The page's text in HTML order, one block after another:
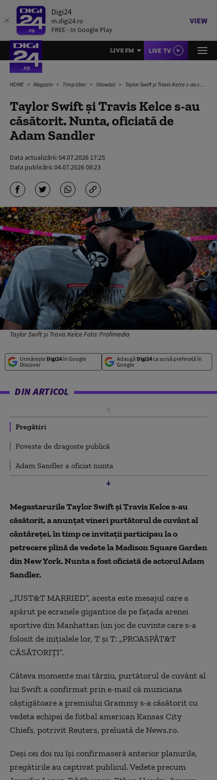
Digi24
m.digi24.ro
FREE - In Google Play
VIEW
LIVE FM LIVE TV
HOME Magazin Timp liber Showbiz Taylor Swift şi Travis Kelce s-au căsătorit. Nunta, oficiată de Adam Sandler
Taylor Swift şi Travis Kelce s-au
căsătorit. Nunta, oficiată de
Adam Sandler
Data actualizării:04.07.2026 17:25
Data publicării:04.07.2026 08:23
Taylor Swift și Travis Kelce Foto: Profimedia
Urmărește Digi24în Google
Discover
Adaugă Digi24ca sursă preferată în
Google
DIN ARTICOL
Pregătiri
Poveste de dragoste publică
Adam Sandler a oficiat nunta
Megastarurile Taylor Swift şi Travis Kelce s-au
căsătorit, a anunţat vineri purtătorul de cuvânt al
cântăreţei, în timp ce invitaţii participau la o
petrecere plină de vedete la Madison Square Garden
din New York. Nunta a fost oficiată de actorul Adam
Sandler.
„JUST&T MARRIED”, acesta este mesajul care a
apărut pe ecranele gigantice de pe faţada arenei
sportive din Manhattan (un joc de cuvinte care s-a
folosit de inițialele lor, T și T: „PROASPĂT&T
CĂSĂTORIȚI”.
Câteva momente mai târziu, purtătorul de cuvânt al
lui Swift a confirmat prin e-mail că muziciana
câştigătoare a premiului Grammy s-a căsătorit cu
vedeta echipei de fotbal american Kansas City
Chiefs, potrivit Reuters, preluată de News.ro.
Deşi cei doi nu îşi confirmaseră anterior planurile,
pregătirile au captivat publicul. Vedete precum